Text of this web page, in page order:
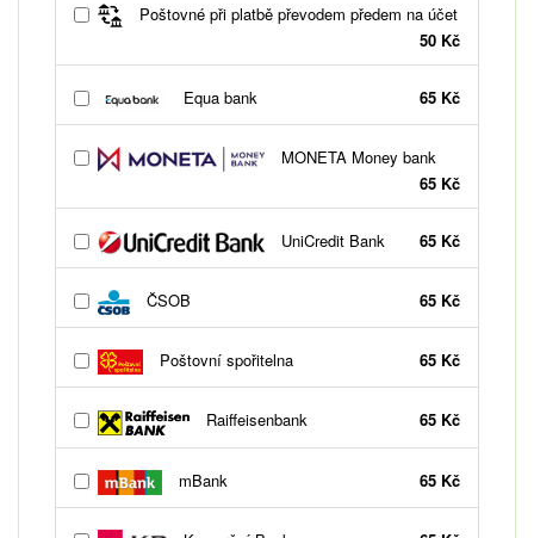
Poštovné při platbě převodem předem na účet
50 Kč
Equa bank 65 Kč
MONETA Money bank
65 Kč
UniCredit Bank 65 Kč
ČSOB 65 Kč
Poštovní spořitelna 65 Kč
Raiffeisenbank 65 Kč
mBank 65 Kč